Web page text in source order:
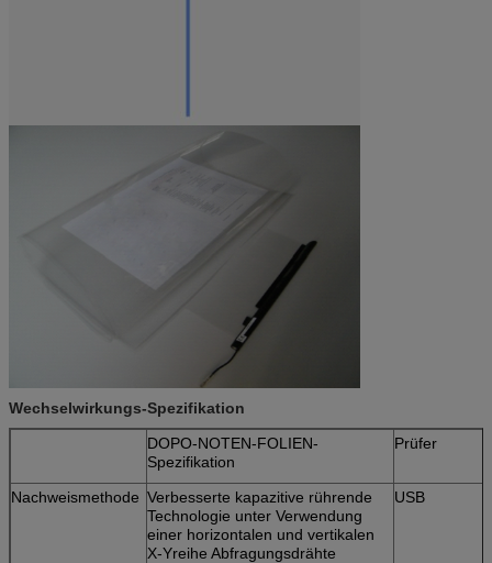
Wechselwirkungs-Spezifikation
DOPO-NOTEN-FOLIEN-
Spezifikation
Prüfer
Nachweismethode Verbesserte kapazitive rührende
Technologie unter Verwendung
einer horizontalen und vertikalen
X-Yreihe Abfragungsdrähte
USB